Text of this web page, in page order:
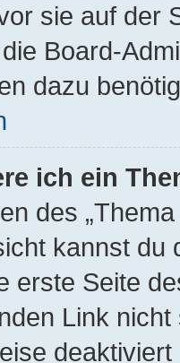
sie auf der
Board-
dazu
ich ein
des
kannst du
erste Seite
Link